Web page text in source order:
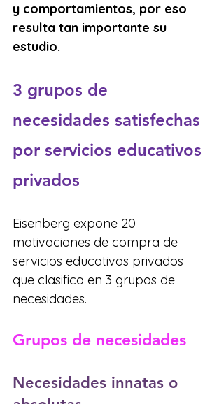
y comportamientos, por eso
resulta tan importante su
estudio.
3 grupos de
necesidades satisfechas
por servicios educativos
privados
Eisenberg expone 20
motivaciones de compra de
servicios educativos privados
que clasifica en 3 grupos de
necesidades.
Grupos de necesidades
Necesidades innatas o